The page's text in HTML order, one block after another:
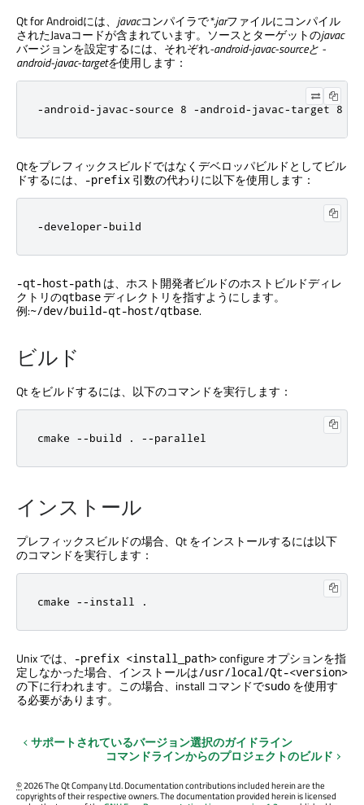
Qt for Androidには、 javacコンパイラで*.jarファイルにコンパイル
されたJavaコードが含まれています。ソースとターゲットのjavac
バージョンを設定するには、それぞれ-android-javac-sourceと -
android-javac-targetを使用します：
-android-javac-source 8 -android-javac-target 8
Qtをプレフィックスビルドではなくデベロッパビルドとしてビル
ドするには、
-prefix 引数の代わりに以下を使用します：
-developer-build
-qt-host-path は、ホスト開発者ビルドのホストビルドディレ
クトリのqtbaseディレクトリを指すようにします。
例:~/dev/build-qt-host/qtbase.
ビルド
Qt をビルドするには、以下のコマンドを実行します：
cmake --build . --parallel
インストール
プレフィックスビルドの場合、Qt をインストールするには以下
のコマンドを実行します：
cmake --install .
Unix では、 -prefix <install_path>configure オプションを指
定しなかった場合、インストールは/usr/local/Qt-<version>
の下に行われます。この場合、install コマンドでsudo を使用す
る必要があります。
サポートされているバージョン選択のガイドライン
コマンドラインからのプロジェクトのビルド
©2026 The Qt Company Ltd. Documentation contributions included herein are the
copyrights of their respective owners. The documentation provided herein is licensed